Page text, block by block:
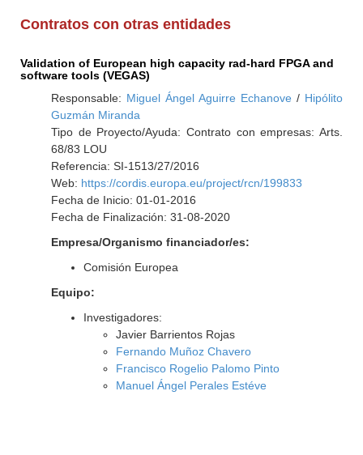
Contratos con otras entidades
Validation of European high capacity rad-hard FPGA and
software tools (VEGAS)
Responsable: Miguel Ángel Aguirre Echanove / Hipólito
Guzmán Miranda
Tipo de Proyecto/Ayuda: Contrato con empresas: Arts.
68/83 LOU
Referencia: SI-1513/27/2016
Web: https://cordis.europa.eu/project/rcn/199833
Fecha de Inicio: 01-01-2016
Fecha de Finalización: 31-08-2020
Empresa/Organismo financiador/es:
Comisión Europea
Equipo:
Investigadores:
Javier Barrientos Rojas
Fernando Muñoz Chavero
Francisco Rogelio Palomo Pinto
Manuel Ángel Perales Estéve